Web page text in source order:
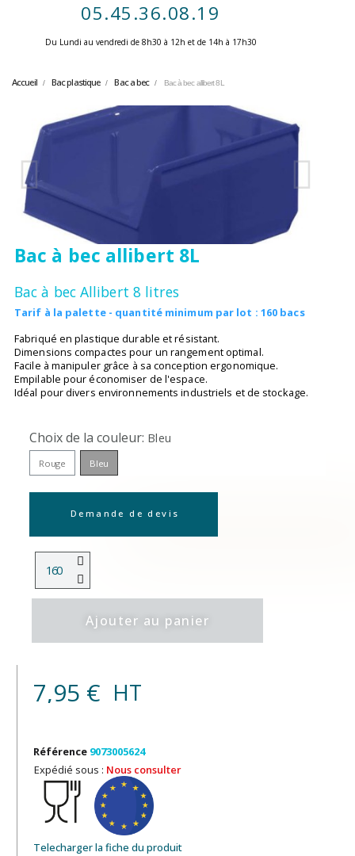
05.45.36.08.19
Du Lundi au vendredi de 8h30 à 12h et de 14h à 17h30 ​
Accueil Bac plastique Bac a bec Bac à bec allibert 8L
Bac à bec allibert 8L
Bac à bec Allibert 8 litres
Tarif à la palette - quantité minimum par lot : 160 bacs
Fabriqué en plastique durable et résistant.
Dimensions compactes pour un rangement optimal.
Facile à manipuler grâce à sa conception ergonomique.
Empilable pour économiser de l'espace.
Idéal pour divers environnements industriels et de stockage.
Choix de la couleur Bleu
Rouge Bleu
Demande de devis
Ajouter au panier
7,95 € HT
Référence 9073005624
Expédié sous : Nous consulter
Telecharger la fiche du produit